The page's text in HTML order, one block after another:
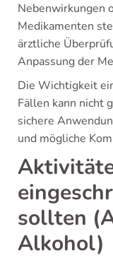
Nebenwirkungen
Medikamenten
ärztliche
Anpassung der
Die Wichtigkeit
Fällen kann nicht
sichere
und mögliche
sollten
Alkohol)